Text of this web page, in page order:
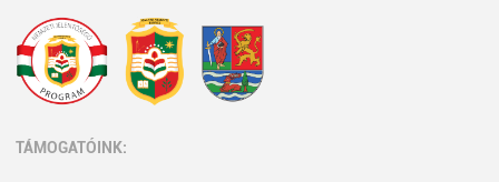
TÁMOGATÓINK: